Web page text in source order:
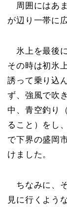
周囲にはあ
が辺り一帯に
氷上を最後
その時は初氷
誘って乗り込
ず、強風で吹
中、青空釣り
ること）をし
で下界の盛岡
けました。
ちなみに、
見に行くよう